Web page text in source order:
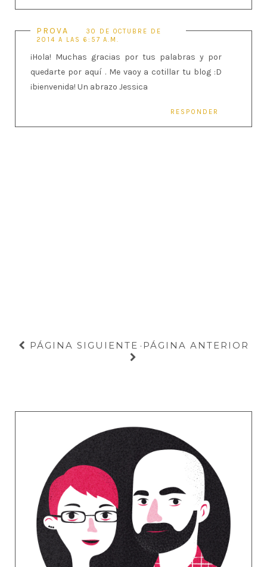
PROVA
30 DE OCTUBRE DE
2014 A LAS 6:57 A.M.
¡Hola! Muchas gracias por tus palabras y por
quedarte por aquí . Me vaoy a cotillar tu blog :D
¡bienvenida! Un abrazo Jessica
RESPONDER
PÁGINA SIGUIENTE · PÁGINA ANTERIOR